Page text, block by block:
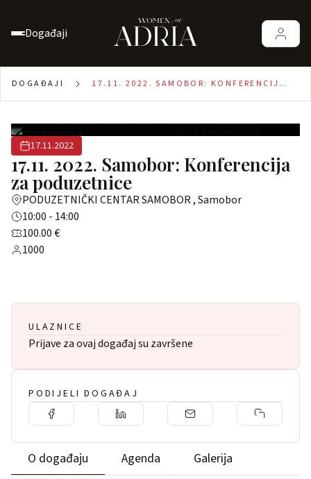
Događaji
DOGAĐAJI
17.11. 2022. SAMOBOR: KONFERENCIJA
17.11.2022
17.11. 2022. Samobor: Konferencija
za poduzetnice
PODUZETNIČKI CENTAR SAMOBOR , Samobor
10:00 - 14:00
100.00 €
1000
ULAZNICE
Prijave za ovaj događaj su završene
PODIJELI DOGAĐAJ
O događaju Agenda
Galerija